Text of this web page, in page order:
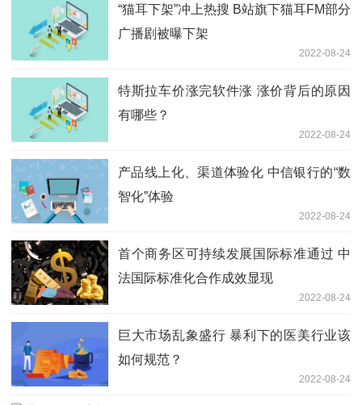
“猫耳下架”冲上热搜 B站旗下猫耳FM部分
广播剧被曝下架
2022-08-24
特斯拉车价涨完软件涨 涨价背后的原因
有哪些？
2022-08-24
产品线上化、渠道体验化 中信银行的“数
智化”体验
2022-08-24
首个商务区可持续发展国际标准通过 中
法国际标准化合作成效显现
2022-08-24
巨大市场乱象盛行 暴利下的医美行业该
如何规范？
2022-08-24